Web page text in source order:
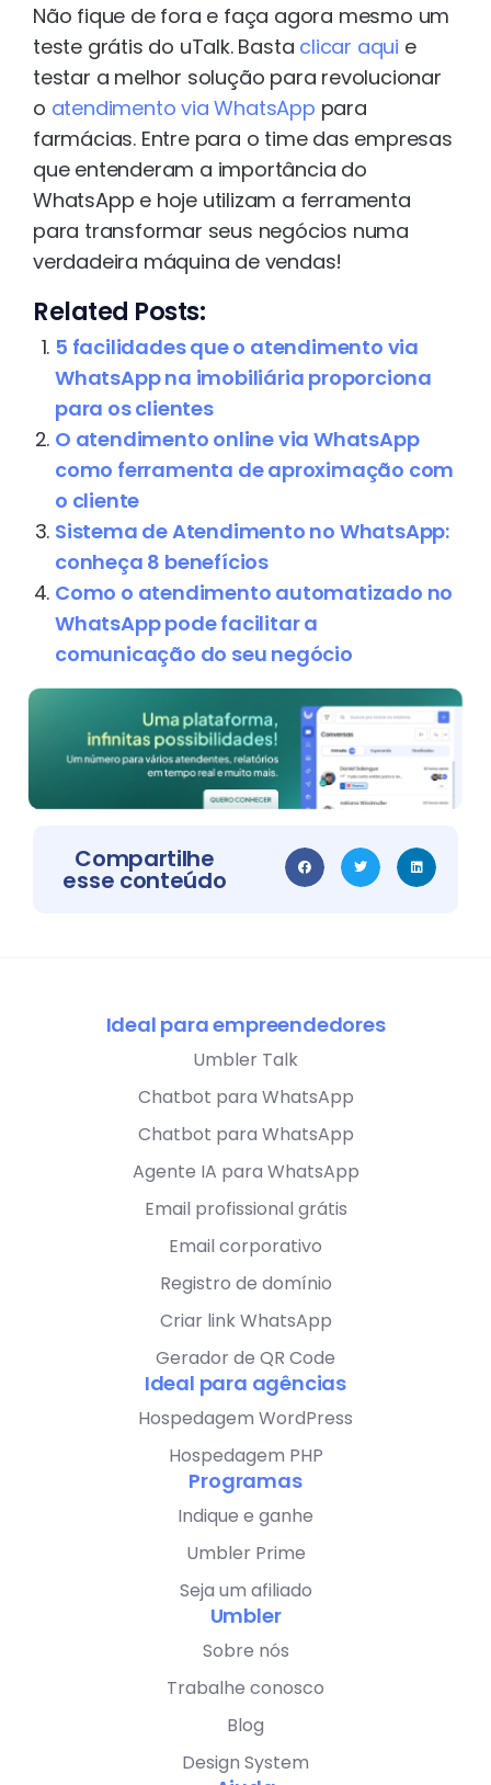
Não fique de fora e faça agora mesmo um
teste grátis do uTalk. Basta clicar aqui e
testar a melhor solução para revolucionar
o atendimento via WhatsApp para
farmácias. Entre para o time das empresas
que entenderam a importância do
WhatsApp e hoje utilizam a ferramenta
para transformar seus negócios numa
verdadeira máquina de vendas!
Related Posts:
5 facilidades que o atendimento via
WhatsApp na imobiliária proporciona
para os clientes
O atendimento online via WhatsApp
como ferramenta de aproximação com
o cliente
Sistema de Atendimento no WhatsApp:
conheça 8 benefícios
Como o atendimento automatizado no
WhatsApp pode facilitar a
comunicação do seu negócio
Compartilhe
esse conteúdo
Ideal para empreendedores
Umbler Talk
Chatbot para WhatsApp
Chatbot para WhatsApp
Agente IA para WhatsApp
Email profissional grátis
Email corporativo
Registro de domínio
Criar link WhatsApp
Gerador de QR Code
Ideal para agências
Hospedagem WordPress
Hospedagem PHP
Programas
Indique e ganhe
Umbler Prime
Seja um afiliado
Umbler
Sobre nós
Trabalhe conosco
Blog
Design System